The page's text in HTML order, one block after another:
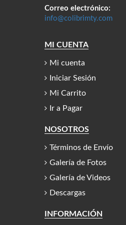
Correo electrónico:
info@colibrimty.com
MI CUENTA
Mi cuenta
Iniciar Sesión
Mi Carrito
Ir a Pagar
NOSOTROS
Términos de Envío
Galería de Fotos
Galería de Videos
Descargas
INFORMACIÓN